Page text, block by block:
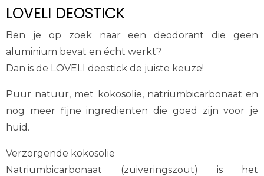
LOVELI DEOSTICK
Ben je op zoek naar een deodorant die geen
aluminium bevat en écht werkt?
Dan is de LOVELI deostick de juiste keuze!
Puur natuur, met kokosolie, natriumbicarbonaat en
nog meer fijne ingrediënten die goed zijn voor je
huid.
Verzorgende kokosolie
Natriumbicarbonaat (zuiveringszout) is het